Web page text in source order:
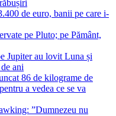
de euro, banii pe care i-
pe Pluto; pe Pământ,
Jupiter au lovit Luna și
ani
86 de kilograme de
a vedea ce se va
”Dumnezeu nu